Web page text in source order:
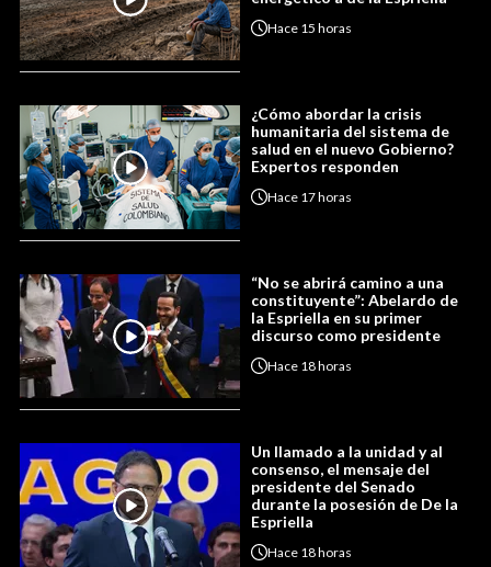
Hace 15 horas
¿Cómo abordar la crisis
humanitaria del sistema de
salud en el nuevo Gobierno?
Expertos responden
Hace 17 horas
“No se abrirá camino a una
constituyente”: Abelardo de
la Espriella en su primer
discurso como presidente
Hace 18 horas
Un llamado a la unidad y al
consenso, el mensaje del
presidente del Senado
durante la posesión de De la
Espriella
Hace 18 horas